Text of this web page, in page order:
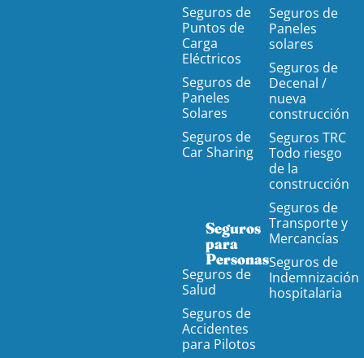
Seguros de
Puntos de
Carga
Eléctricos
Seguros de
Paneles
Solares
Seguros de
Car Sharing
Seguros
para
Personas
Seguros de
Salud
Seguros de
Accidentes
para Pilotos
Seguros de
Paneles
solares
Seguros de
Decenal /
nueva
construcción
Seguros TRC
Todo riesgo
de la
construcción
Seguros de
Transporte y
Mercancías
Seguros de
Indemnización
hospitalaria